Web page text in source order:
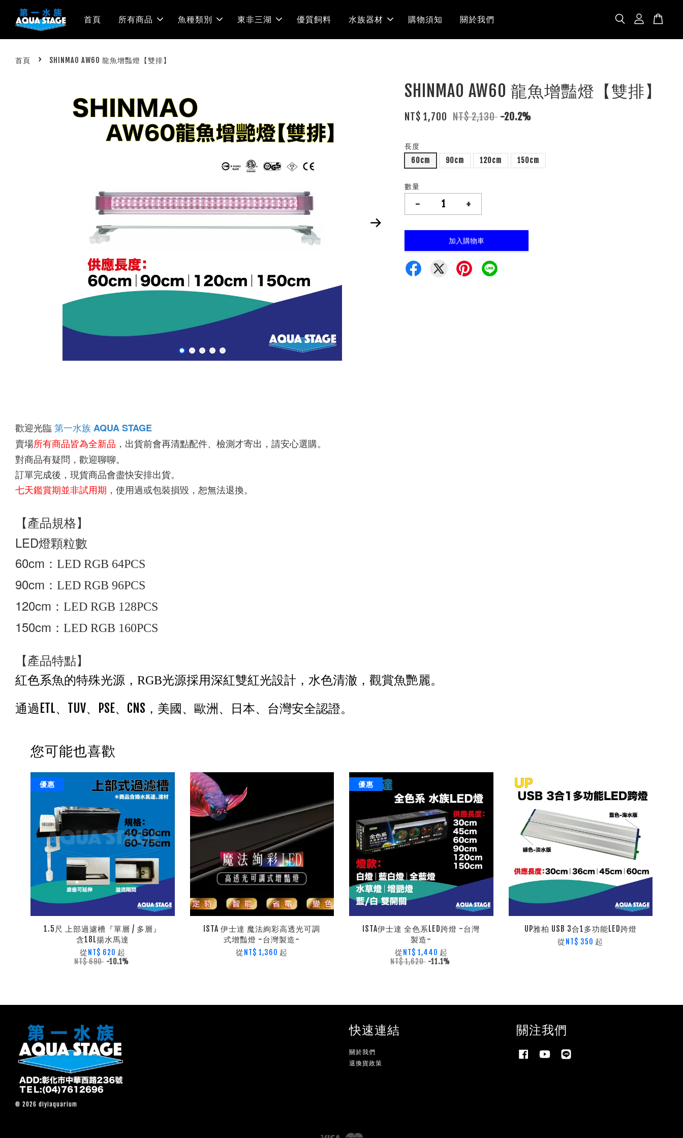
首頁 所有商品 魚種類別 東非三湖 優質飼料 水族器材 購物須知 關於我們
首頁 › SHINMAO AW60 龍魚增豔燈【雙排】
SHINMAO AW60 龍魚增豔燈【雙排】
NT$ 1,700 NT$ 2,130 -20.2%
長度
60cm
90cm 120cm 150cm
數量
- +
加入購物車
歡迎光臨 第一水族AQUA STAGE
賣場所有商品皆為全新品 ，出貨前會再清點配件、檢測才寄出，請安心選購。
對商品有疑問，歡迎聊聊。
訂單完成後，現貨商品會盡快安排出貨。
七天鑑賞期並非試用期 ，使用過或包裝損毀，恕無法退換。
【產品規格】
LED燈顆粒數
60cm： LED RGB 64PCS
90cm： LED RGB 96PCS
120cm： LED RGB 128PCS
150cm： LED RGB 160PCS
【產品特點】
紅色系魚的特殊光源，RGB光源採用深紅雙紅光設計，水色清澈，觀賞魚艷麗。
通過ETL、TUV、PSE、CNS，美國、歐洲、日本、台灣安全認證。
您可能也喜歡
優惠
1.5尺 上部過濾槽『單層 / 多層』
含18L揚水馬達
從 NT$ 620 起
NT$ 690 -10.1%
ISTA 伊士達 魔法絢彩高透光可調
式增豔燈 -台灣製造-
從 NT$ 1,360 起
優惠
ISTA伊士達 全色系LED跨燈 -台灣
製造-
從 NT$ 1,440 起
NT$ 1,620 -11.1%
UP雅柏 USB 3合1多功能LED跨燈
從 NT$ 350 起
© 2026 diyiaquarium
快速連結
關於我們
退換貨政策
關注我們
Facebook YouTube
Visa